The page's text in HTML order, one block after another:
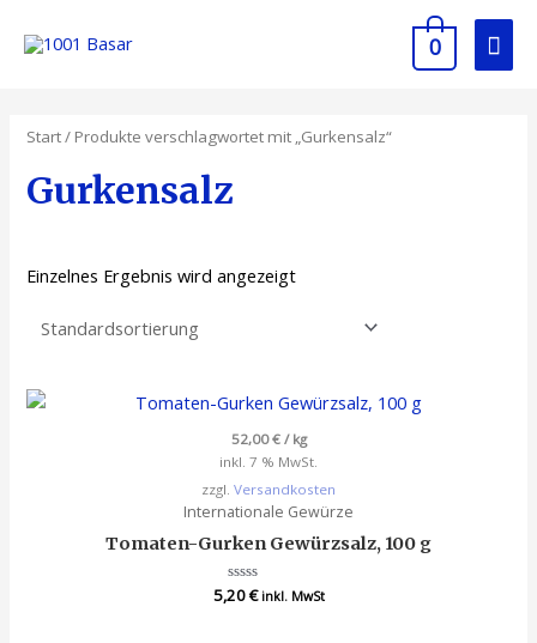
Inhalt
0
Start/ Produkte verschlagwortet mit „Gurkensalz“
Gurkensalz
Einzelnes Ergebnis wird angezeigt
52,00€/ kg
inkl. 7 % MwSt.
zzgl. Versandkosten
Internationale Gewürze
Tomaten-Gurken Gewürzsalz, 100 g
Bewertet
5,20€ inkl. MwSt